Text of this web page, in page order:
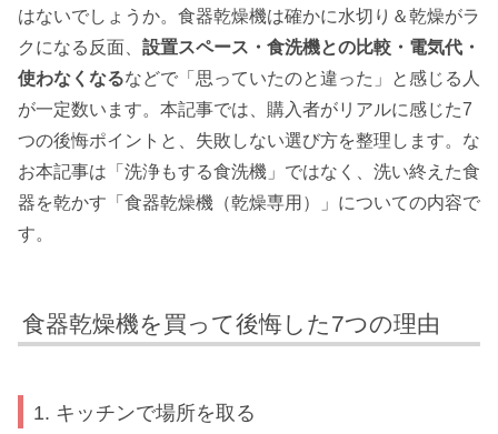
はないでしょうか。食器乾燥機は確かに水切り＆乾燥がラ
クになる反面、 設置スペース・食洗機との比較・電気代・
使わなくなるなどで「思っていたのと違った」と感じる人
が一定数います。本記事では、購入者がリアルに感じた7
つの後悔ポイントと、失敗しない選び方を整理します。な
お本記事は「洗浄もする食洗機」ではなく、洗い終えた食
器を乾かす「食器乾燥機（乾燥専用）」についての内容で
す。
食器乾燥機を買って後悔した7つの理由
1. キッチンで場所を取る